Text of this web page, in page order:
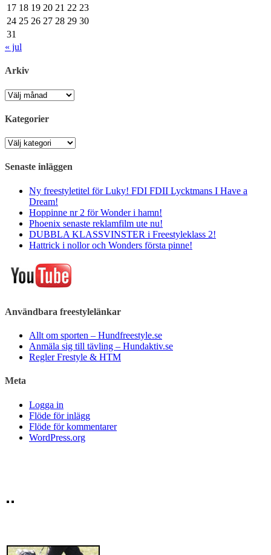
17 18 19 20 21 22 23
24 25 26 27 28 29 30
31
« jul
Arkiv
Arkiv
Kategorier
Kategorier
Senaste inläggen
Ny freestyletitel för Luky! FDI FDII Lycktmans I Have a
Dream!
Hoppinne nr 2 för Wonder i hamn!
Phoenix senaste reklamfilm ute nu!
DUBBLA KLASSVINSTER i Freestyleklass 2!
Hattrick i nollor och Wonders första pinne!
Användbara freestylelänkar
Allt om sporten – Hundfreestyle.se
Anmäla sig till tävling – Hundaktiv.se
Regler Frestyle & HTM
Meta
Logga in
Flöde för inlägg
Flöde för kommentarer
WordPress.org